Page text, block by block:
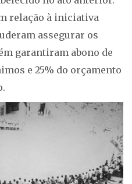
relação à iniciativa
assegurar os
garantiram abono de
e 25% do orçamento